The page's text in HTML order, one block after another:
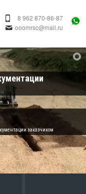
8 962 870-86-87
ooomrsc@mail.ru
заказчиком